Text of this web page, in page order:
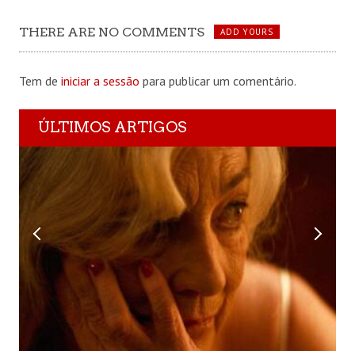
THERE ARE NO COMMENTS ADD YOURS
Tem de iniciar a sessão para publicar um comentário.
ÚLTIMOS ARTIGOS